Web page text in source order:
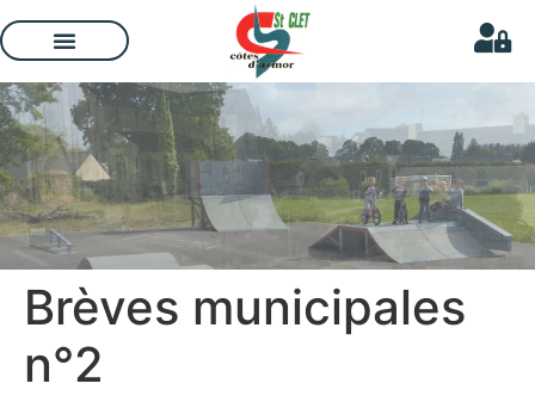
Brèves municipales
n°2